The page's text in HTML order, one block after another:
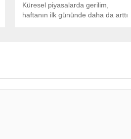
Küresel piyasalarda gerilim,
haftanın ilk gününde daha da arttı